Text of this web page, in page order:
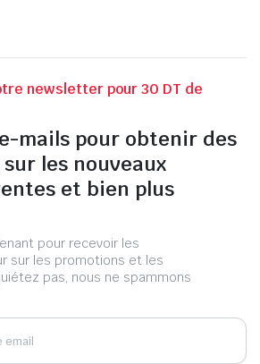
newsletter pour 30 DT de
mails pour obtenir des
les nouveaux
et bien plus
pour recevoir les
sur les promotions et les
pas, nous ne spammons